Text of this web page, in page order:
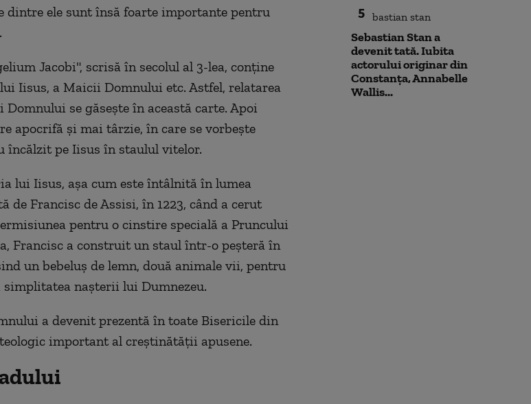
dintre ele sunt însă foarte importante pentru
Jacobi", scrisă în secolul al 3-lea, conţine
Iisus, a Maicii Domnului etc. Astfel, relatarea
se găseşte în această carte. Apoi
apocrifă şi mai târzie, în care se vorbeşte
încălzit pe Iisus în staulul vitelor.
lui Iisus, aşa cum este întâlnită în lumea
de Francisc de Assisi, în 1223, când a cerut
pentru o cinstire specială a Pruncului
Francisc a construit un staul într-o peşteră în
un bebeluş de lemn, două animale vii, pentru
naşterii lui Dumnezeu.
a devenit prezentă în toate Bisericile din
important al creştinătăţii apusene.
5
Sebastian Stan a
devenit tată. Iubita
actorului originar din
Constanța, Annabelle
Wallis...